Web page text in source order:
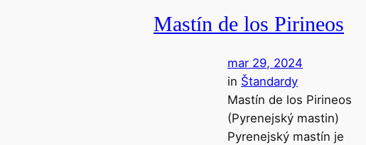
Mastín de los Pirineos
mar 29, 2024
in Štandardy
Mastín de los Pirineos
(Pyrenejský mastin)
Pyrenejský mastín je